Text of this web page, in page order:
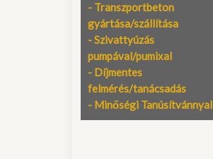
- Transzportbeton
gyártása/szállítása
- Szivattyúzás
pumpával/pumixal
- Díjmentes
felmérés/tanácsadás
- Minőségi Tanúsítvánnyal